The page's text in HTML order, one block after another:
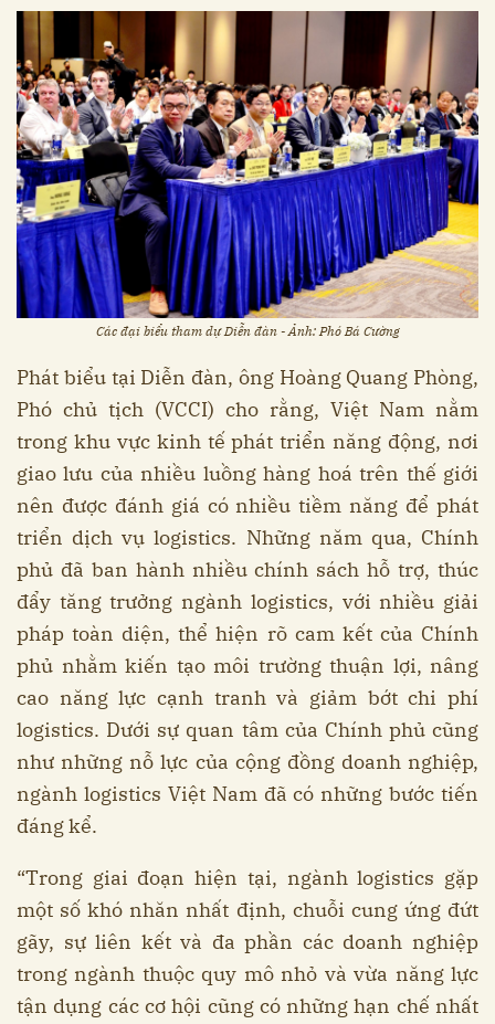
Các đại biểu tham dự Diễn đàn - Ảnh: Phó Bá Cường
Phát biểu tại Diễn đàn, ông Hoàng Quang Phòng,
Phó chủ tịch (VCCI) cho rằng, Việt Nam nằm
trong khu vực kinh tế phát triển năng động, nơi
giao lưu của nhiều luồng hàng hoá trên thế giới
nên được đánh giá có nhiều tiềm năng để phát
triển dịch vụ logistics. Những năm qua, Chính
phủ đã ban hành nhiều chính sách hỗ trợ, thúc
đẩy tăng trưởng ngành logistics, với nhiều giải
pháp toàn diện, thể hiện rõ cam kết của Chính
phủ nhằm kiến tạo môi trường thuận lợi, nâng
cao năng lực cạnh tranh và giảm bớt chi phí
logistics. Dưới sự quan tâm của Chính phủ cũng
như những nỗ lực của cộng đồng doanh nghiệp,
ngành logistics Việt Nam đã có những bước tiến
đáng kể.
“Trong giai đoạn hiện tại, ngành logistics gặp
một số khó nhăn nhất định, chuỗi cung ứng đứt
gãy, sự liên kết và đa phần các doanh nghiệp
trong ngành thuộc quy mô nhỏ và vừa năng lực
tận dụng các cơ hội cũng có những hạn chế nhất